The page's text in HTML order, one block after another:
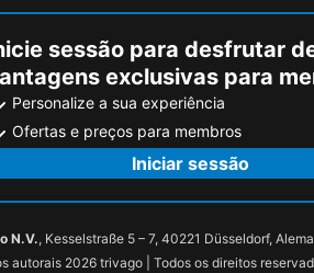
sessão para desfrutar
exclusivas para
Personalize a sua experiência
Ofertas e preços para membros
Iniciar sessão
N.V., Kesselstraße 5 – 7, 40221 Düsseldorf,
autorais 2026 trivago | Todos os direitos